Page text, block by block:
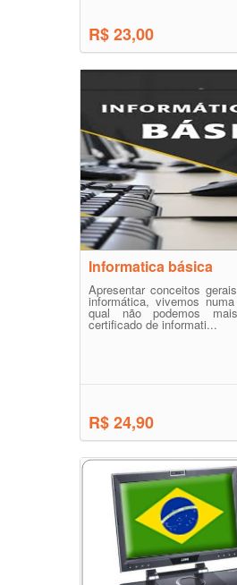
R$ 23,00
Informatica básica
Apresentar conceitos
informática, vivemos
qual não podemos
certificado de informati...
R$ 24,90